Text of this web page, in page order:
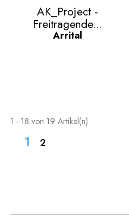
 Vorschau
AK_Project -
Freitragende...
Arrital
1 - 18 von 19 Artikel(n)
1 2